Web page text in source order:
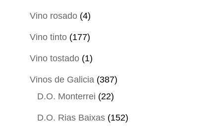
Vino rosado 44
productos
Vino tinto 177177
productos
Vino tostado 11
producto
Vinos de Galicia 387387
D.O. Monterrei 2222
productos
D.O. Rias Baixas 152152